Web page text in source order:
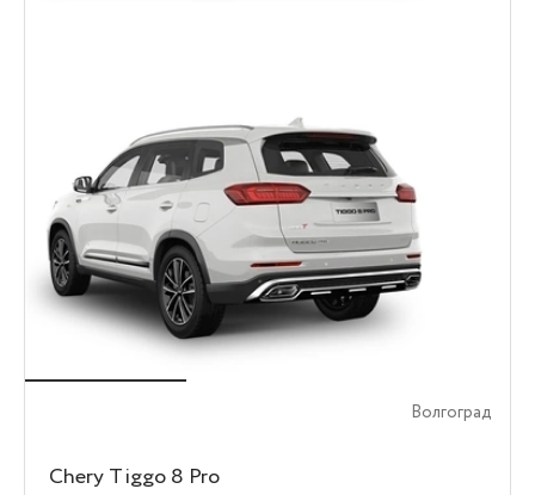
Волгоград
Chery Tiggo 8 Pro